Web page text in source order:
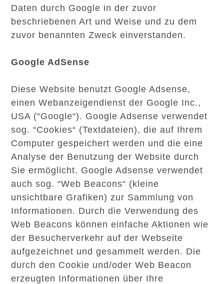
Daten durch Google in der zuvor
beschriebenen Art und Weise und zu dem
zuvor benannten Zweck einverstanden.
Google AdSense
Diese Website benutzt Google Adsense,
einen Webanzeigendienst der Google Inc.,
USA (“Google“). Google Adsense verwendet
sog. “Cookies“ (Textdateien), die auf Ihrem
Computer gespeichert werden und die eine
Analyse der Benutzung der Website durch
Sie ermöglicht. Google Adsense verwendet
auch sog. “Web Beacons“ (kleine
unsichtbare Grafiken) zur Sammlung von
Informationen. Durch die Verwendung des
Web Beacons können einfache Aktionen wie
der Besucherverkehr auf der Webseite
aufgezeichnet und gesammelt werden. Die
durch den Cookie und/oder Web Beacon
erzeugten Informationen über Ihre